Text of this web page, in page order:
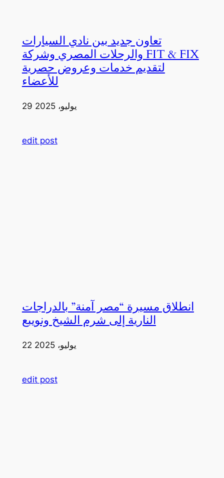
تعاون جديد بين نادي السيارات
والرحلات المصري وشركة FIT & FIX
لتقديم خدمات وعروض حصرية
للأعضاء
29 يوليو، 2025
edit post
انطلاق مسيرة “مصر آمنة” بالدراجات
النارية إلى شرم الشيخ ونويبع
22 يوليو، 2025
edit post